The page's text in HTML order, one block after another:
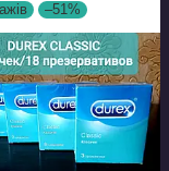
–51%